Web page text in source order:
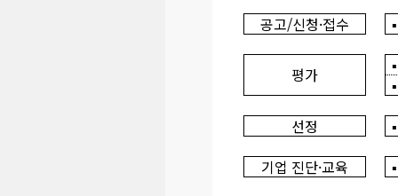
공고/신청·접수
평가
선정
기업 진단·교육